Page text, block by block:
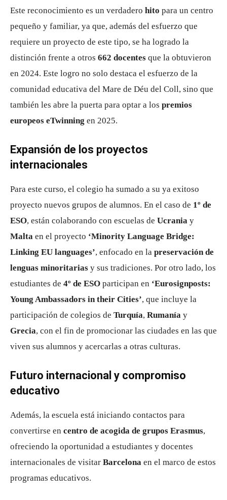
Este reconocimiento es un verdadero hito para un centro
pequeño y familiar, ya que, además del esfuerzo que
requiere un proyecto de este tipo, se ha logrado la
distinción frente a otros 662 docentes que la obtuvieron
en 2024. Este logro no solo destaca el esfuerzo de la
comunidad educativa del Mare de Déu del Coll, sino que
también les abre la puerta para optar a los premios
europeos eTwinning en 2025.
Expansión de los proyectos
internacionales
Para este curso, el colegio ha sumado a su ya exitoso
proyecto nuevos grupos de alumnos. En el caso de 1º de
ESO, están colaborando con escuelas de Ucrania y
Malta en el proyecto ‘Minority Language Bridge:
Linking EU languages’, enfocado en la preservación de
lenguas minoritarias y sus tradiciones. Por otro lado, los
estudiantes de 4º de ESO participan en ‘Eurosignposts:
Young Ambassadors in their Cities’, que incluye la
participación de colegios de Turquía, Rumanía y
Grecia, con el fin de promocionar las ciudades en las que
viven sus alumnos y acercarlas a otras culturas.
Futuro internacional y compromiso
educativo
Además, la escuela está iniciando contactos para
convertirse en centro de acogida de grupos Erasmus,
ofreciendo la oportunidad a estudiantes y docentes
internacionales de visitar Barcelona en el marco de estos
programas educativos.